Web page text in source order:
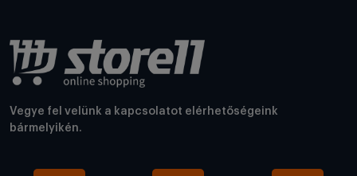
Vegye fel velünk a kapcsolatot elérhetőségeink
bármelyikén.